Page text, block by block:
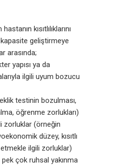
kısıtlılıklarını
geliştirmeye
arasında;
yapısı ya da
ilgili uyum bozucu
testinin bozulması,
öğrenme zorlukları)
zorluklar (örneğin
düzey, kısıtlı
ilgili zorluklar)
çok ruhsal yakınma